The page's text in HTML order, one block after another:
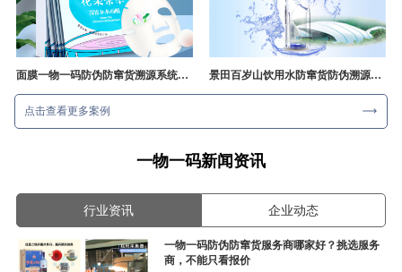
面膜一物一码防伪防窜货溯源系统开发 景田百岁山饮用水防窜货防伪溯源成功案例
点击查看更多案例
一物一码新闻资讯
行业资讯 企业动态
一物一码防伪防窜货服务商哪家好？挑选服务
商，不能只看报价